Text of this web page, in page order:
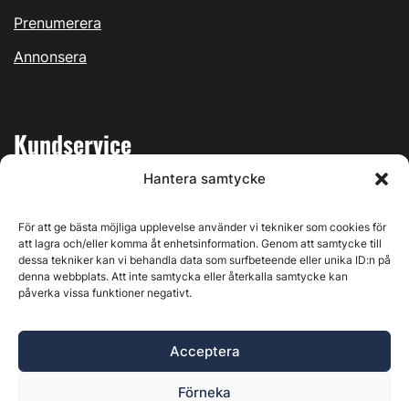
Hantera samtycke
För att ge bästa möjliga upplevelse använder vi tekniker som cookies för
att lagra och/eller komma åt enhetsinformation. Genom att samtycke till
dessa tekniker kan vi behandla data som surfbeteende eller unika ID:n på
denna webbplats. Att inte samtycka eller återkalla samtycke kan
påverka vissa funktioner negativt.
Acceptera
Förneka
Prenumerera
Annonsera
Kundservice
Kontakta oss
Östernäsvägen 1, 827 32 Ljusdal, org.nr: 556625-6425 -
Ansvarig utgivare: Henrik Ekberg. Innehållet på denna
webbplats är upphovsrättsligt skyddat. Ange källa vid citering.
Byggvärlden är en del avMarknadsdatagruppen